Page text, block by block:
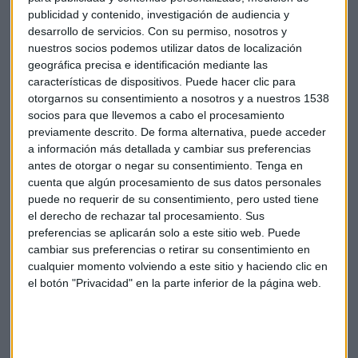
publicidad y contenido, investigación de audiencia y
desarrollo de servicios. Con su permiso, nosotros y
nuestros socios podemos utilizar datos de localización
geográfica precisa e identificación mediante las
características de dispositivos. Puede hacer clic para
otorgarnos su consentimiento a nosotros y a nuestros 1538
socios para que llevemos a cabo el procesamiento
previamente descrito. De forma alternativa, puede acceder
a información más detallada y cambiar sus preferencias
antes de otorgar o negar su consentimiento. Tenga en
cuenta que algún procesamiento de sus datos personales
puede no requerir de su consentimiento, pero usted tiene
el derecho de rechazar tal procesamiento. Sus
preferencias se aplicarán solo a este sitio web. Puede
cambiar sus preferencias o retirar su consentimiento en
cualquier momento volviendo a este sitio y haciendo clic en
el botón "Privacidad" en la parte inferior de la página web.
bueno parael empleo, aumentó en 427.800 personas en
el sector privado,en tanto que en el público se incrementó
en 6.900.
El sector privado tira del empleo
La ocupación se incrementó en 429.300 personas en el
último año (+2 %), hasta situarse en 21.684.700
personas.El empleo creció en todos los sectores, a
excepción de Agricultura. El sector en el que más aumentó
la ocupación fue Servicios, con 207.900 trabajadores más,
seguido de la Industria, con 148.200 y Construcción, con
74.600.
Por lo que respecta alas Comunidades Autónomas, la
ocupación aumentó en la mayor parte de las regiones